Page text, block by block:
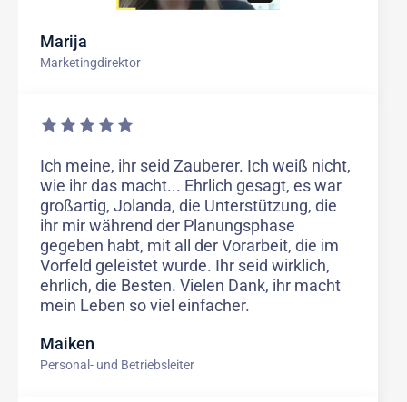
Marija
Marketingdirektor
Ich meine, ihr seid Zauberer. Ich weiß nicht,
wie ihr das macht... Ehrlich gesagt, es war
großartig, Jolanda, die Unterstützung, die
ihr mir während der Planungsphase
gegeben habt, mit all der Vorarbeit, die im
Vorfeld geleistet wurde. Ihr seid wirklich,
ehrlich, die Besten. Vielen Dank, ihr macht
mein Leben so viel einfacher.
Maiken
Personal- und Betriebsleiter